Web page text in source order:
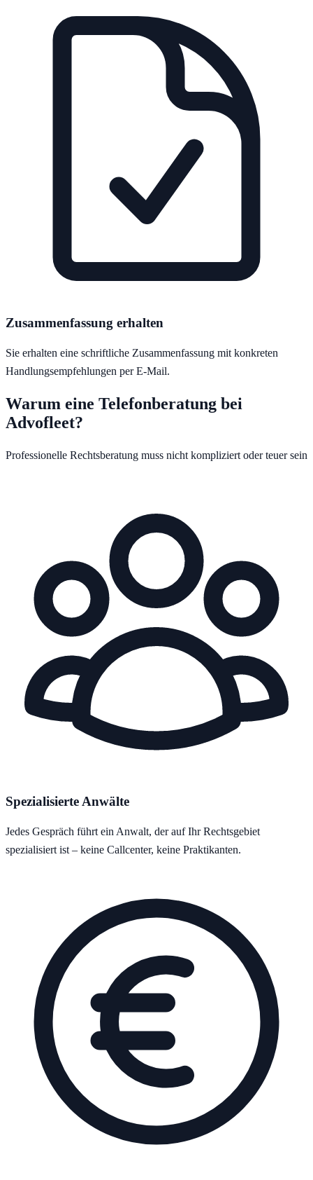
Zusammenfassung erhalten
Sie erhalten eine schriftliche Zusammenfassung mit konkreten
Handlungsempfehlungen per E-Mail.
Warum eine Telefonberatung bei
Advofleet?
Professionelle Rechtsberatung muss nicht kompliziert oder teuer sein
Spezialisierte Anwälte
Jedes Gespräch führt ein Anwalt, der auf Ihr Rechtsgebiet
spezialisiert ist – keine Callcenter, keine Praktikanten.